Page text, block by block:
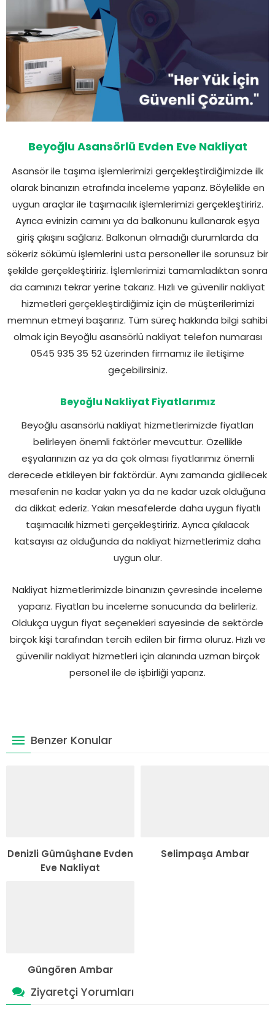
Beyoğlu Asansörlü Evden Eve Nakliyat
Asansör ile taşıma işlemlerimizi gerçekleştirdiğimizde ilk
olarak binanızın etrafında inceleme yaparız. Böylelikle en
uygun araçlar ile taşımacılık işlemlerimizi gerçekleştiririz.
Ayrıca evinizin camını ya da balkonunu kullanarak eşya
giriş çıkışını sağlarız. Balkonun olmadığı durumlarda da
sökeriz sökümü işlemlerini usta personeller ile sorunsuz bir
şekilde gerçekleştiririz. İşlemlerimizi tamamladıktan sonra
da camınızı tekrar yerine takarız. Hızlı ve güvenilir nakliyat
hizmetleri gerçekleştirdiğimiz için de müşterilerimizi
memnun etmeyi başarırız. Tüm süreç hakkında bilgi sahibi
olmak için Beyoğlu asansörlü nakliyat telefon numarası
0545 935 35 52 üzerinden firmamız ile iletişime
geçebilirsiniz.
Beyoğlu Nakliyat Fiyatlarımız
Beyoğlu asansörlü nakliyat hizmetlerimizde fiyatları
belirleyen önemli faktörler mevcuttur. Özellikle
eşyalarınızın az ya da çok olması fiyatlarımız önemli
derecede etkileyen bir faktördür. Aynı zamanda gidilecek
mesafenin ne kadar yakın ya da ne kadar uzak olduğuna
da dikkat ederiz. Yakın mesafelerde daha uygun fiyatlı
taşımacılık hizmeti gerçekleştiririz. Ayrıca çıkılacak
katsayısı az olduğunda da nakliyat hizmetlerimiz daha
uygun olur.
Nakliyat hizmetlerimizde binanızın çevresinde inceleme
yaparız. Fiyatları bu inceleme sonucunda da belirleriz.
Oldukça uygun fiyat seçenekleri sayesinde de sektörde
birçok kişi tarafından tercih edilen bir firma oluruz. Hızlı ve
güvenilir nakliyat hizmetleri için alanında uzman birçok
personel ile de işbirliği yaparız.
Benzer Konular
Denizli Gümüşhane Evden
Eve Nakliyat
Selimpaşa Ambar
Güngören Ambar
Ziyaretçi Yorumları